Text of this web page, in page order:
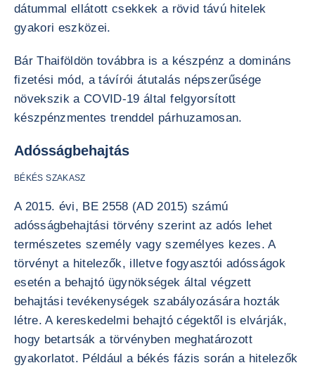
dátummal ellátott csekkek a rövid távú hitelek
gyakori eszközei.
Bár Thaiföldön továbbra is a készpénz a domináns
fizetési mód, a távírói átutalás népszerűsége
növekszik a COVID-19 által felgyorsított
készpénzmentes trenddel párhuzamosan.
Adósságbehajtás
BÉKÉS SZAKASZ
A 2015. évi, BE 2558 (AD 2015) számú
adósságbehajtási törvény szerint az adós lehet
természetes személy vagy személyes kezes. A
törvényt a hitelezők, illetve fogyasztói adósságok
esetén a behajtó ügynökségek által végzett
behajtási tevékenységek szabályozására hozták
létre. A kereskedelmi behajtó cégektől is elvárják,
hogy betartsák a törvényben meghatározott
gyakorlatot. Például a békés fázis során a hitelezők